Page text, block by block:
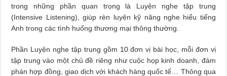
trong những phần quan trọng là Luyện nghe tập trung
(Intensive Listening), giúp rèn luyện kỹ năng nghe hiểu tiếng
Anh trong các tình huống thương mại thông thường.
Phần Luyện nghe tập trung gồm 10 đơn vị bài học, mỗi đơn vị
tập trung vào một chủ đề riêng như cuộc họp kinh doanh, đàm
phán hợp đồng, giao dịch với khách hàng quốc tế… Thông qua